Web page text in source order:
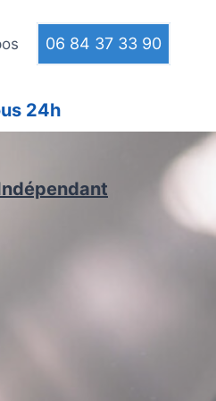
06 84 37 33 90
24h